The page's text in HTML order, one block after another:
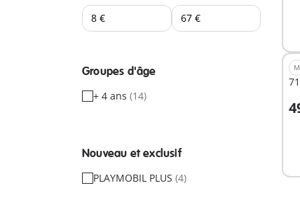
Groupes d'âge
+ 4 ans (14)
Nouveau et exclusif
PLAYMOBIL PLUS (4)
M